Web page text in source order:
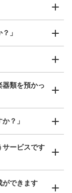
カー
」
器類を預かっ
？」
サービスです
ができます